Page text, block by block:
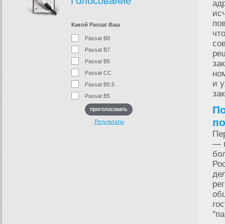
Какой Passat Ваш
Passat B8
Passat B7
Passat B6
Passat CC
Passat B5.5
Passat B5
Результаты
и
—